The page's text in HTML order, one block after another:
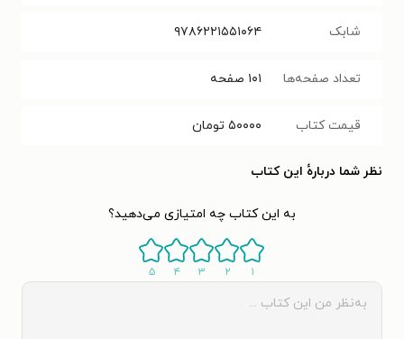
شابک ۹۷۸۶۲۲۱۵۵۱۰۶۴
تعداد صفحه‌ها ۱۰۱ صفحه
قیمت کتاب ۵۰۰۰۰ تومان
نظر شما دربارهٔ این کتاب
به این کتاب چه امتیازی می‌دهید؟
۱ ۲ ۳ ۴ ۵